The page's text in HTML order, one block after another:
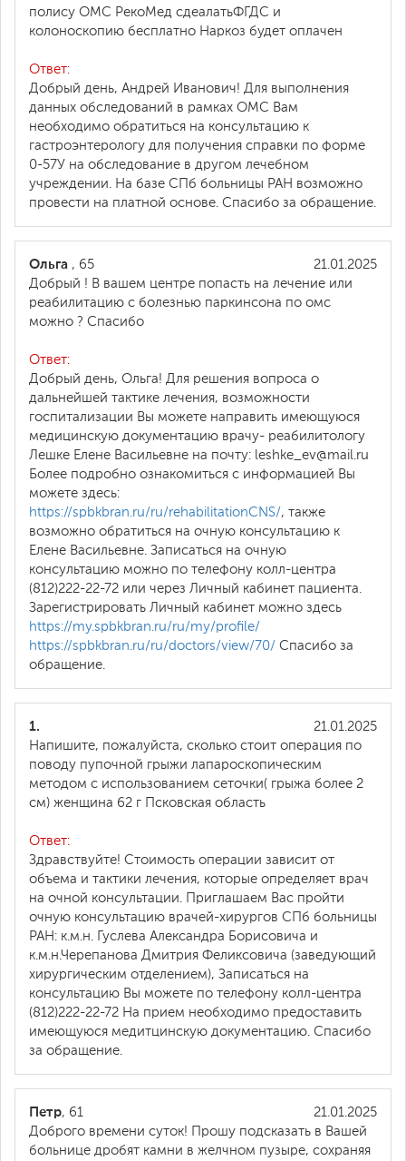
полису ОМС РекоМед сдеалатьФГДС и
колоноскопию бесплатно Наркоз будет оплачен
Ответ:
Добрый день, Андрей Иванович! Для выполнения
данных обследований в рамках ОМС Вам
необходимо обратиться на консультацию к
гастроэнтерологу для получения справки по форме
0-57У на обследование в другом лечебном
учреждении. На базе СПб больницы РАН возможно
провести на платной основе. Спасибо за обращение.
21.01.2025
Ольга , 65
Добрый ! В вашем центре попасть на лечение или
реабилитацию с болезнью паркинсона по омс
можно ? Спасибо
Ответ:
Добрый день, Ольга! Для решения вопроса о
дальнейшей тактике лечения, возможности
госпитализации Вы можете направить имеющуюся
медицинскую документацию врачу- реабилитологу
Лешке Елене Васильевне на почту: leshke_ev@mail.ru
Более подробно ознакомиться с информацией Вы
можете здесь:
https://spbkbran.ru/ru/rehabilitationCNS/, также
возможно обратиться на очную консультацию к
Елене Васильевне. Записаться на очную
консультацию можно по телефону колл-центра
(812)222-22-72 или через Личный кабинет пациента.
Зарегистрировать Личный кабинет можно здесь
https://my.spbkbran.ru/ru/my/profile/
https://spbkbran.ru/ru/doctors/view/70/ Спасибо за
обращение.
21.01.2025
1.
Напишите, пожалуйста, сколько стоит операция по
поводу пупочной грыжи лапароскопическим
методом с использованием сеточки( грыжа более 2
см) женщина 62 г Псковская область
Ответ:
Здравствуйте! Стоимость операции зависит от
объема и тактики лечения, которые определяет врач
на очной консультации. Приглашаем Вас пройти
очную консультацию врачей-хирургов СПб больницы
РАН: к.м.н. Гуслева Александра Борисовича и
к.м.н.Черепанова Дмитрия Феликсовича (заведующий
хирургическим отделением), Записаться на
консультацию Вы можете по телефону колл-центра
(812)222-22-72 На прием необходимо предоставить
имеющуюся медитцинскую документацию. Спасибо
за обращение.
21.01.2025
Петр, 61
Доброго времени суток! Прошу подсказать в Вашей
больнице дробят камни в желчном пузыре, сохраняя